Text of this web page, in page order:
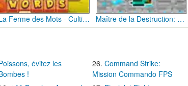
La Ferme des Mots - Cultivez votre Vocabulaire Maître de la Destruction: Fusion de Pioches
évitez les
!
Command Strike:
Mission Commando FPS